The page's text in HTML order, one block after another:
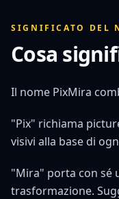
SIGNIFICATO DEL
Cosa
Il nome PixMira
"Pix" richiama
visivi alla base di
"Mira" porta con sé
trasformazione.